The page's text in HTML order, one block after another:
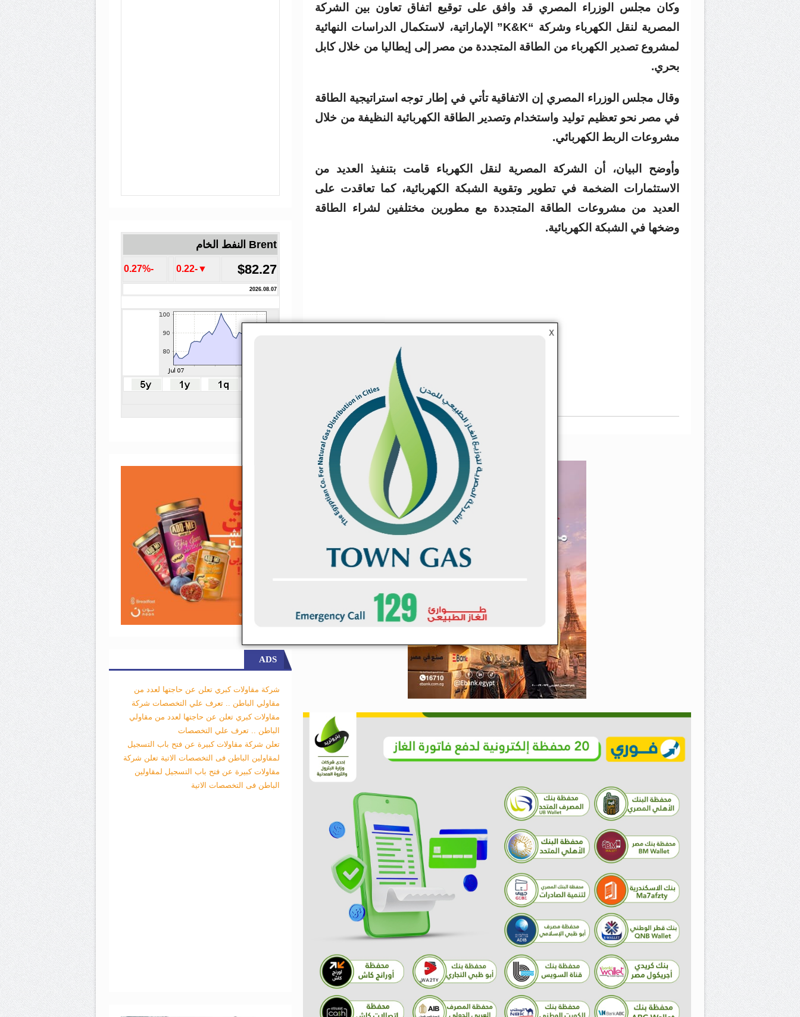
وكان مجلس الوزراء المصري قد وافق على توقيع اتفاق تعاون بين الشركة
المصرية لنقل الكهرباء وشركة “K&K” الإماراتية، لاستكمال الدراسات النهائية
لمشروع تصدير الكهرباء من الطاقة المتجددة من مصر إلى إيطاليا من خلال كابل
بحري.
وقال مجلس الوزراء المصري إن الاتفاقية تأتي في إطار توجه استراتيجية الطاقة
في مصر نحو تعظيم توليد واستخدام وتصدير الطاقة الكهربائية النظيفة من خلال
مشروعات الربط الكهربائي.
وأوضح البيان، أن الشركة المصرية لنقل الكهرباء قامت بتنفيذ العديد من
الاستثمارات الضخمة في تطوير وتقوية الشبكة الكهربائية، كما تعاقدت على
العديد من مشروعات الطاقة المتجددة مع مطورين مختلفين لشراء الطاقة
وضخها في الشبكة الكهربائية.
Brent النفط الخام
$82.27
▼-0.22
-0.27%
2026.08.07
ADS
شركة مقاولات كبري تعلن عن حاجتها لعدد من
مقاولي الباطن .. تعرف علي التخصصات شركة
مقاولات كبري تعلن عن حاجتها لعدد من مقاولي
الباطن .. تعرف علي التخصصات
تعلن شركة مقاولات كبيرة عن فتح باب التسجيل
لمقاولين الباطن فى التخصصات الاتية تعلن شركة
مقاولات كبيرة عن فتح باب التسجيل لمقاولين
الباطن فى التخصصات الاتية
X